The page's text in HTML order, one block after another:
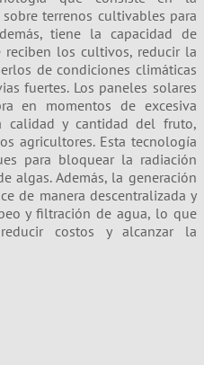
terrenos cultivables para
tiene la capacidad de
los cultivos, reducir la
de condiciones climáticas
fuertes. Los paneles solares
en momentos de excesiva
calidad y cantidad del fruto,
agricultores. Esta tecnología
para bloquear la radiación
algas. Además, la generación
de manera descentralizada y
y filtración de agua, lo que
costos y alcanzar la